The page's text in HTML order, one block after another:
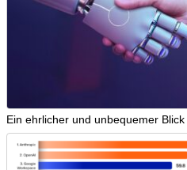
Ein ehrlicher und unbequemer